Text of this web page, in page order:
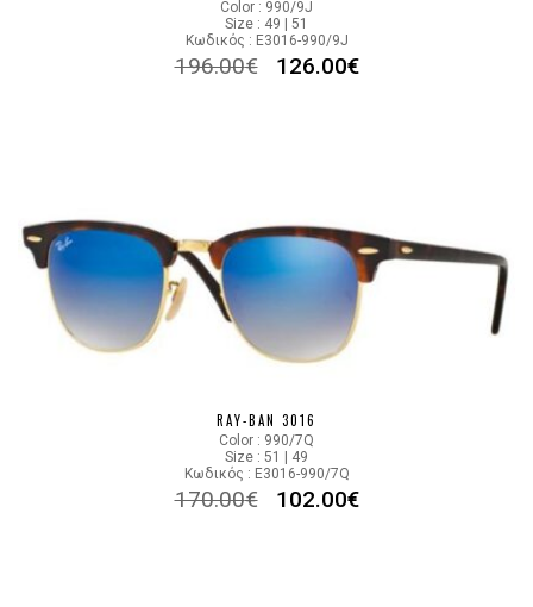
Color : 990/9J
Size : 49 | 51
Κωδικός : E3016-990/9J
196.00€ 126.00€
RAY-BAN 3016
Color : 990/7Q
Size : 51 | 49
Κωδικός : E3016-990/7Q
170.00€ 102.00€